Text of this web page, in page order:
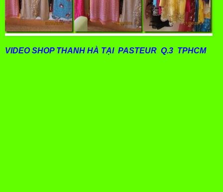
VIDEO SHOP THANH HÀ TẠI PASTEUR Q.3 TPHCM